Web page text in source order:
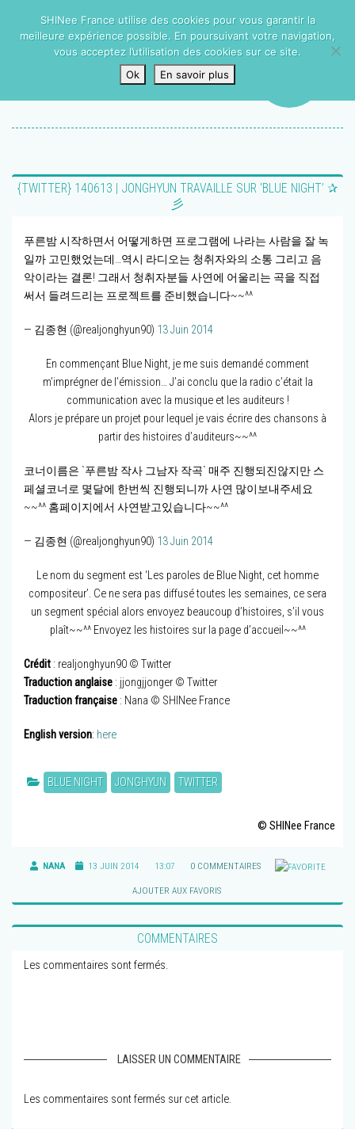
{TWITTER} 140613 | JONGHYUN TRAVAILLE SUR ‘BLUE NIGHT’ ✰
彡
푸른밤 시작하면서 어떻게하면 프로그램에 나라는 사람을 잘 녹
일까 고민했었는데…역시 라디오는 청취자와의 소통 그리고 음
악이라는 결론! 그래서 청취자분들 사연에 어울리는 곡을 직접
써서 들려드리는 프로젝트를 준비했습니다~~^^
— 김종현 (@realjonghyun90) 13 Juin 2014
En commençant Blue Night, je me suis demandé comment
m’imprégner de l’émission… J’ai conclu que la radio c’était la
communication avec la musique et les auditeurs !
Alors je prépare un projet pour lequel je vais écrire des chansons à
partir des histoires d’auditeurs~~^^
코너이름은 `푸른밤 작사 그남자 작곡` 매주 진행되진않지만 스
페셜코너로 몇달에 한번씩 진행되니까 사연 많이보내주세요
~~^^ 홈페이지에서 사연받고있습니다~~^^
— 김종현 (@realjonghyun90) 13 Juin 2014
Le nom du segment est ‘Les paroles de Blue Night, cet homme
compositeur’. Ce ne sera pas diffusé toutes les semaines, ce sera
un segment spécial alors envoyez beaucoup d’histoires, s’il vous
plaît~~^^ Envoyez les histoires sur la page d’accueil~~^^
Crédit : realjonghyun90 © Twitter
Traduction anglaise : jjongjjonger © Twitter
Traduction française : Nana © SHINee France
English version: here
BLUE NIGHT JONGHYUN TWITTER
© SHINee France
NANA 13 JUIN 2014 13:07 0 COMMENTAIRES
AJOUTER AUX FAVORIS
COMMENTAIRES
Les commentaires sont fermés.
LAISSER UN COMMENTAIRE
Les commentaires sont fermés sur cet article.
SHINee France utilise des cookies pour vous garantir la
meilleure expérience possible. En poursuivant votre navigation,
vous acceptez l’utilisation des cookies sur ce site.
Ok
En savoir plus